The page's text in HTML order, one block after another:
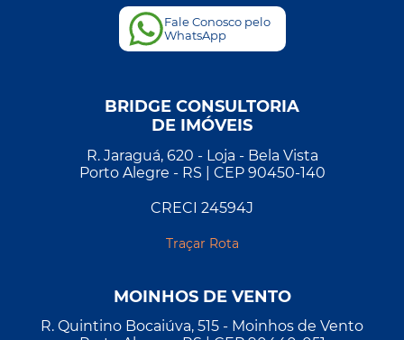
Fale Conosco pelo
WhatsApp
BRIDGE CONSULTORIA
DE IMÓVEIS
R. Jaraguá, 620 - Loja - Bela Vista
Porto Alegre - RS | CEP 90450-140
CRECI 24594J
Traçar Rota
MOINHOS DE VENTO
R. Quintino Bocaiúva, 515 - Moinhos de Vento